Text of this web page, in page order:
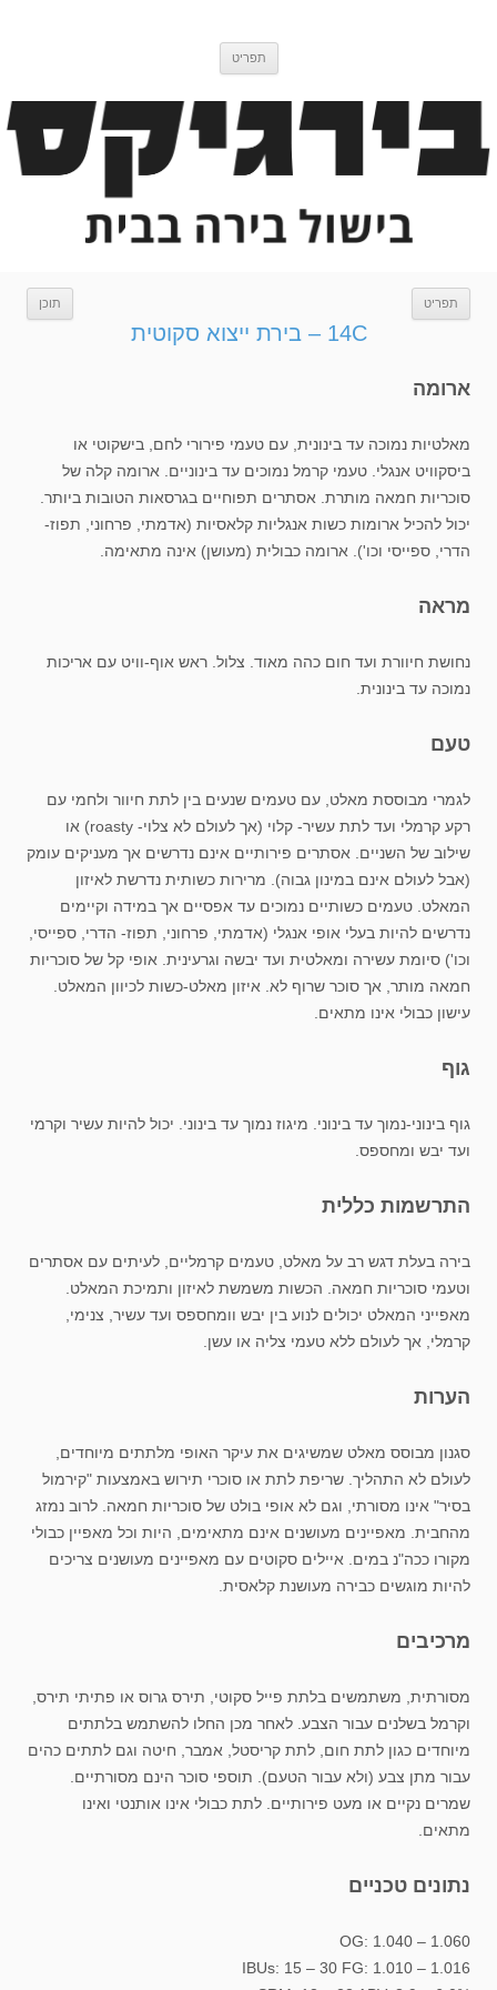
תפריט
תפריט תוכן
14C – בירת ייצוא סקוטית
ארומה
מאלטיות נמוכה עד בינונית, עם טעמי פירורי לחם, בישקוטי או
ביסקוויט אנגלי. טעמי קרמל נמוכים עד בינוניים. ארומה קלה של
סוכריות חמאה מותרת. אסתרים תפוחיים בגרסאות הטובות ביותר.
יכול להכיל ארומות כשות אנגליות קלאסיות (אדמתי, פרחוני, תפוז-
הדרי, ספייסי וכו'). ארומה כבולית (מעושן) אינה מתאימה.
מראה
נחושת חיוורת ועד חום כהה מאוד. צלול. ראש אוף-וויט עם אריכות
נמוכה עד בינונית.
טעם
לגמרי מבוססת מאלט, עם טעמים שנעים בין לתת חיוור ולחמי עם
רקע קרמלי ועד לתת עשיר- קלוי (אך לעולם לא צלוי- roasty) או
שילוב של השניים. אסתרים פירותיים אינם נדרשים אך מעניקים עומק
(אבל לעולם אינם במינון גבוה). מרירות כשותית נדרשת לאיזון
המאלט. טעמים כשותיים נמוכים עד אפסיים אך במידה וקיימים
נדרשים להיות בעלי אופי אנגלי (אדמתי, פרחוני, תפוז- הדרי, ספייסי,
וכו') סיומת עשירה ומאלטית ועד יבשה וגרעינית. אופי קל של סוכריות
חמאה מותר, אך סוכר שרוף לא. איזון מאלט-כשות לכיוון המאלט.
עישון כבולי אינו מתאים.
גוף
גוף בינוני-נמוך עד בינוני. מיגוז נמוך עד בינוני. יכול להיות עשיר וקרמי
ועד יבש ומחספס.
התרשמות כללית
בירה בעלת דגש רב על מאלט, טעמים קרמליים, לעיתים עם אסתרים
וטעמי סוכריות חמאה. הכשות משמשת לאיזון ותמיכת המאלט.
מאפייני המאלט יכולים לנוע בין יבש וומחספס ועד עשיר, צנימי,
קרמלי, אך לעולם ללא טעמי צליה או עשן.
הערות
סגנון מבוסס מאלט שמשיגים את עיקר האופי מלתתים מיוחדים,
לעולם לא התהליך. שריפת לתת או סוכרי תירוש באמצעות "קירמול
בסיר" אינו מסורתי, וגם לא אופי בולט של סוכריות חמאה. לרוב נמזג
מהחבית. מאפיינים מעושנים אינם מתאימים, היות וכל מאפיין כבולי
מקורו ככה"נ במים. איילים סקוטים עם מאפיינים מעושנים צריכים
להיות מוגשים כבירה מעושנת קלאסית.
מרכיבים
מסורתית, משתמשים בלתת פייל סקוטי, תירס גרוס או פתיתי תירס,
וקרמל בשלנים עבור הצבע. לאחר מכן החלו להשתמש בלתתים
מיוחדים כגון לתת חום, לתת קריסטל, אמבר, חיטה וגם לתתים כהים
עבור מתן צבע (ולא עבור הטעם). תוספי סוכר הינם מסורתיים.
שמרים נקיים או מעט פירותיים. לתת כבולי אינו אותנטי ואינו
מתאים.
נתונים טכניים
OG: 1.040 – 1.060
IBUs: 15 – 30 FG: 1.010 – 1.016